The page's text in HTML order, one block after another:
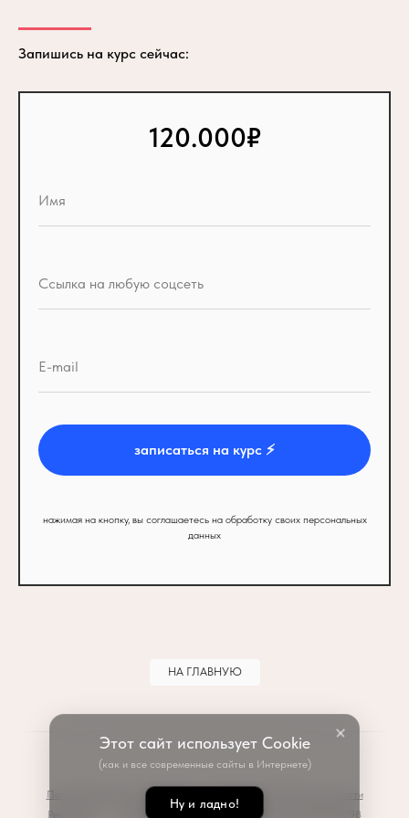
Этот сайт использует Cookie
(как и все современные сайты в Интернете)
Ну и ладно!
Запишись на курс сейчас:
120.000₽
записаться на курс ⚡️
нажимая на кнопку, вы соглашаетесь на обработку своих персональных
данных
НА ГЛАВНУЮ
Пользовательское соглашение
Политика конфиденциальности
Реквизиты
ИНН 233712438411 | ОГРНИП 317237500328798